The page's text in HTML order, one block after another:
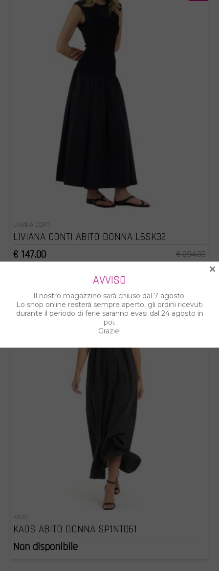
LIVIANA CONTI
LIVIANA CONTI ABITO DONNA L6SK32
€ 147.00
€ 294.00
KAOS
KAOS ABITO DONNA SP1NT061
Non disponibile
AVVISO
Il nostro magazzino sarà chiuso dal 7 agosto.
Lo shop online resterà sempre aperto, gli ordini ricevuti
durante il periodo di ferie saranno evasi dal 24 agosto in
poi.
Grazie!
×